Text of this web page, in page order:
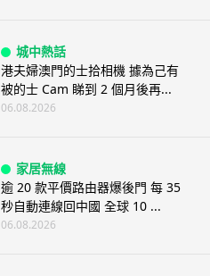
城中熱話
港夫婦澳門的士拾相機 據為己有
被的士 Cam 睇到 2 個月後再...
06.08.2026
家居無線
逾 20 款平價路由器爆後門 每 35
秒自動連線回中國 全球 10 ...
06.08.2026